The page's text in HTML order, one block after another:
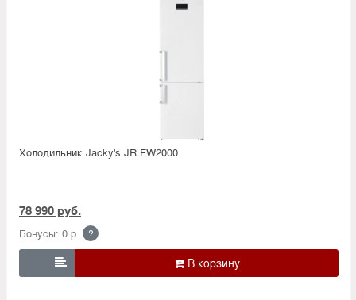
Холодильник Jacky's JR FW2000
78 990 руб.
Бонусы: 0 р. ?
